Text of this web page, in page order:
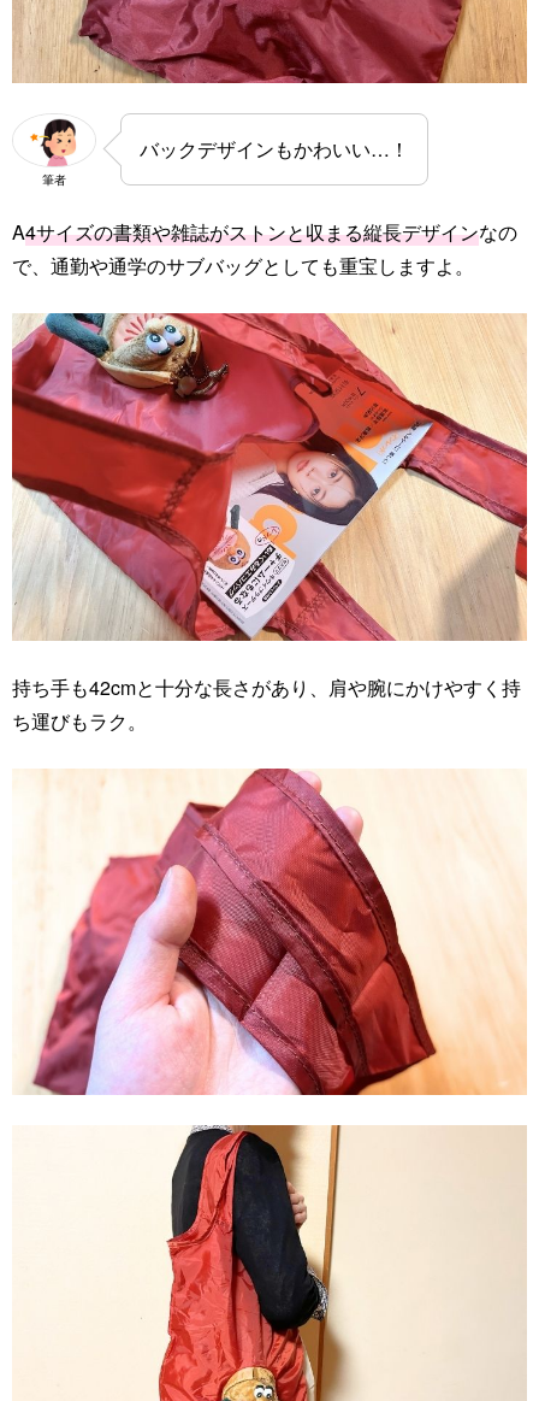
筆者
バックデザインもかわいい…！
A4サイズの書類や雑誌がストンと収まる縦長デザインなの
で、通勤や通学のサブバッグとしても重宝しますよ。
持ち手も42cmと十分な長さがあり、肩や腕にかけやすく持
ち運びもラク。